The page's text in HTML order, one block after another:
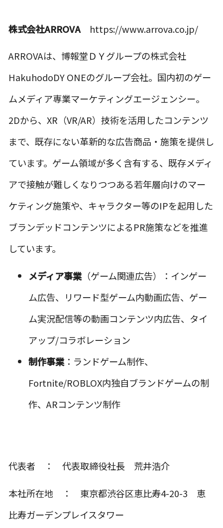
株式会社ARROVA https://www.arrova.co.jp/
ARROVAは、博報堂ＤＹグループの株式会社
HakuhodoDY ONEのグループ会社。国内初のゲー
ムメディア専業マーケティングエージェンシー。
2Dから、XR（VR/AR）技術を活用したコンテンツ
まで、既存にない革新的な広告商品・施策を提供し
ています。ゲーム領域が多く含有する、既存メディ
アで接触が難しくなりつつある若年層向けのマー
ケティング施策や、キャラクター等のIPを起用した
ブランデッドコンテンツによるPR施策などを推進
しています。
メディア事業 （ゲーム関連広告）：インゲー
ム広告、リワード型ゲーム内動画広告、ゲー
ム実況配信等の動画コンテンツ内広告、タイ
アップ/コラボレーション
制作事業 ：ランドゲーム制作、
Fortnite/ROBLOX内独自ブランドゲームの制
作、ARコンテンツ制作
代表者 ： 代表取締役社長 荒井浩介
本社所在地 ： 東京都渋谷区恵比寿4-20-3 恵
比寿ガーデンプレイスタワー